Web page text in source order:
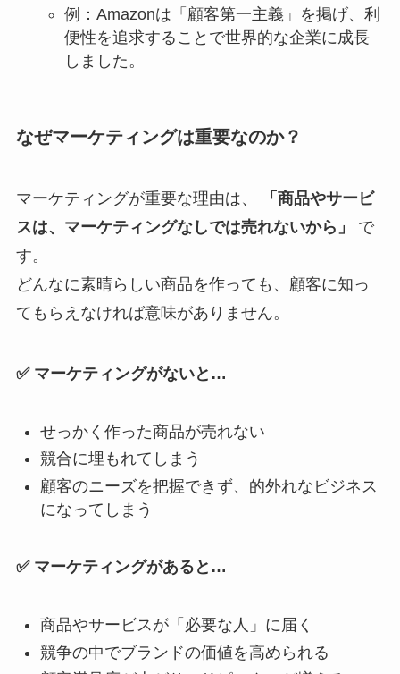
例：Amazonは「顧客第一主義」を掲げ、利
便性を追求することで世界的な企業に成長
しました。
なぜマーケティングは重要なのか？
マーケティングが重要な理由は、
「商品やサービ
スは、マーケティングなしでは売れないから」
で
す。
どんなに素晴らしい商品を作っても、顧客に知っ
てもらえなければ意味がありません。
✅ マーケティングがないと…
せっかく作った商品が売れない
競合に埋もれてしまう
顧客のニーズを把握できず、的外れなビジネス
になってしまう
✅ マーケティングがあると…
商品やサービスが「必要な人」に届く
競争の中でブランドの価値を高められる